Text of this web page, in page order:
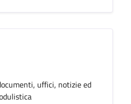
uffici, notizie ed